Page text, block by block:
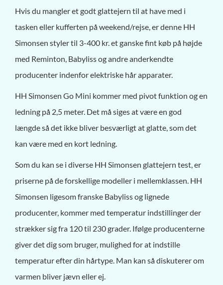
Hvis du mangler et godt glattejern til at have med i
tasken eller kufferten på weekend/rejse, er denne HH
Simonsen styler til 3-400 kr. et ganske fint køb på højde
med Reminton, Babyliss og andre anderkendte
producenter indenfor elektriske hår apparater.
HH Simonsen Go Mini kommer med pivot funktion og en
ledning på 2,5 meter. Det må siges at være en god
længde så det ikke bliver besværligt at glatte, som det
kan være med en kort ledning.
Som du kan se i diverse HH Simonsen glattejern test, er
priserne på de forskellige modeller i mellemklassen. HH
Simonsen ligesom franske Babyliss og lignede
producenter, kommer med temperatur indstillinger der
strækker sig fra 120 til 230 grader. Ifølge producenterne
giver det dig som bruger, mulighed for at indstille
temperatur efter din hårtype. Man kan så diskuterer om
varmen bliver jævn eller ej.